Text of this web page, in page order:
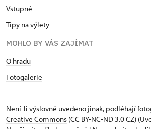
Vstupné
Tipy na výlety
MOHLO BY VÁS ZAJÍMAT
O hradu
Fotogalerie
Není-li výslovně uvedeno jinak, podléhají
Creative Commons (CC BY-NC-ND 3.0 CZ)